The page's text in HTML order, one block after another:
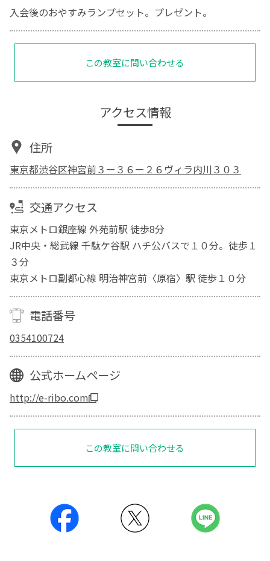
入会後のおやすみランプセット。プレゼント。
この教室に問い合わせる
アクセス情報
住所
東京都渋谷区神宮前３ー３６ー２６ヴィラ内川３０３
交通アクセス
東京メトロ銀座線 外苑前駅 徒歩8分
JR中央・総武線 千駄ケ谷駅 ハチ公バスで１０分。徒歩１
３分
東京メトロ副都心線 明治神宮前〈原宿〉駅 徒歩１０分
電話番号
0354100724
公式ホームページ
http://e-ribo.com
この教室に問い合わせる